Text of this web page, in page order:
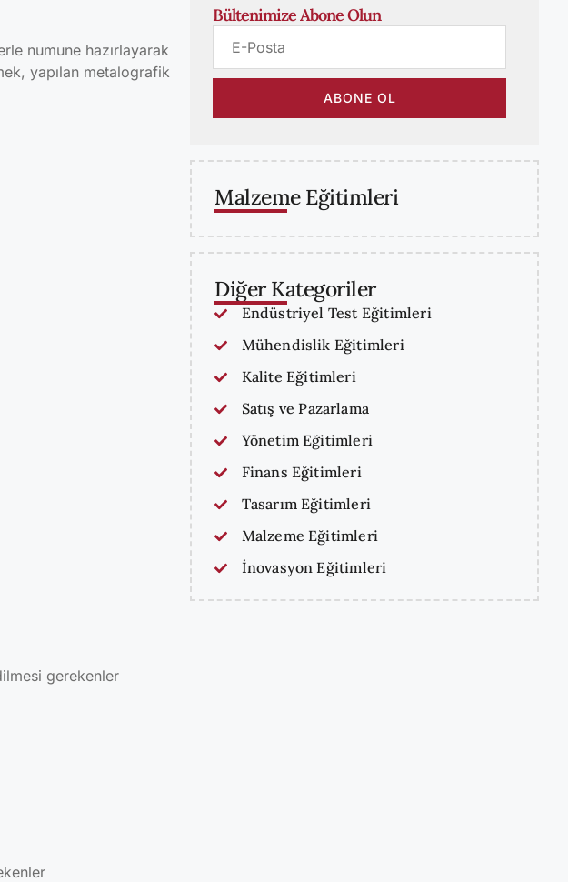
numune hazırlayarak
yapılan metalografik
gerekenler
Bültenimize Abone Olun
ABONE OL
Malzeme Eğitimleri
Diğer Kategoriler
Endüstriyel Test Eğitimleri
Mühendislik Eğitimleri
Kalite Eğitimleri
Satış ve Pazarlama
Yönetim Eğitimleri
Finans Eğitimleri
Tasarım Eğitimleri
Malzeme Eğitimleri
İnovasyon Eğitimleri